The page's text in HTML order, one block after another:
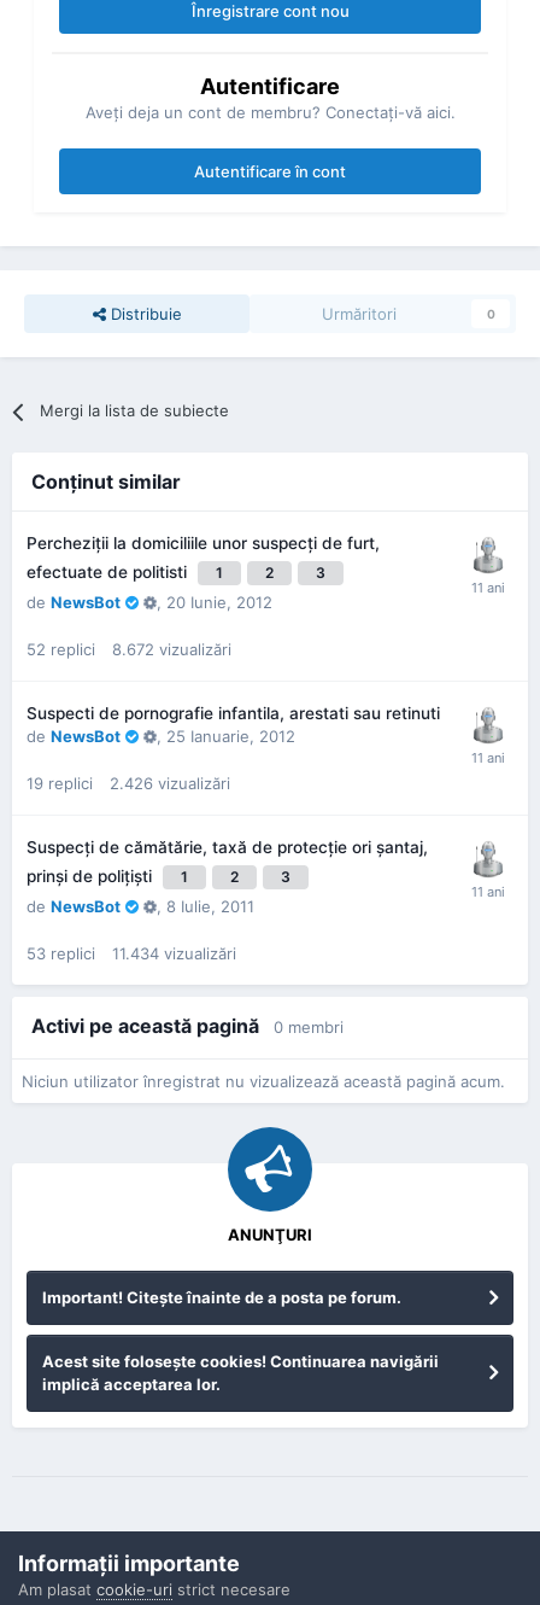
Înregistrare cont nou
Autentificare
Aveţi deja un cont de membru? Conectaţi-vă aici.
Autentificare în cont
Distribuie Urmăritori 0
Mergi la lista de subiecte
Conţinut similar
Percheziţii la domiciliile unor suspecţi de furt,
efectuate de politisti
1 2 3
de NewsBot , 20 Iunie, 2012
52 replici 8.672 vizualizări
Suspecti de pornografie infantila, arestati sau retinuti
de NewsBot , 25 Ianuarie, 2012
19 replici 2.426 vizualizări
Suspecţi de cămătărie, taxă de protecţie ori şantaj,
prinşi de poliţişti
1 2 3
de NewsBot , 8 Iulie, 2011
53 replici 11.434 vizualizări
Activi pe această pagină 0 membri
Niciun utilizator înregistrat nu vizualizează această pagină acum.
ANUNŢURI
Important! Citeşte înainte de a posta pe forum.
Acest site foloseşte cookies! Continuarea navigării
implică acceptarea lor.
Informaţii importante
Am plasat cookie-uri strict necesare